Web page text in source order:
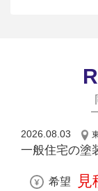
2026.08.03
一般住宅の塗
希望 見